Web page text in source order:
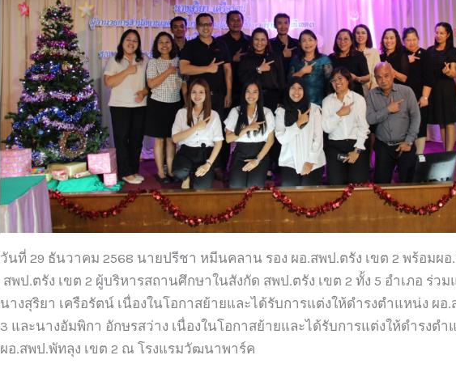
วันที่ 29 ธันวาคม 2568 นายปรีชา หมีนคลาน รอง ผอ.สพป.ตรัง เขต 2 พร้อมผ
สพป.ตรัง เขต 2 ผู้บริหารสถานศึกษาในสังกัด สพป.ตรัง เขต 2 ทั้ง 5 อำเภอ ร่ว
นางสุริยา เครือรัตน์ เนื่องในโอกาสย้ายและได้รับการแต่งให้ดำรงตำแหน่ง ผอ
3 และนางอัมพิกา อักษรสว่าง เนื่องในโอกาสย้ายและได้รับการแต่งให้ดำรงตำ
ผอ.สพป.พัทลุง เขต 2 ณ โรงแรมวัฒนาพาร์ค